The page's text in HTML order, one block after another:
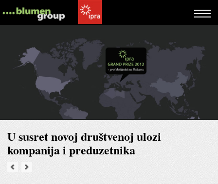
U susret novoj društvenoj ulozi
kompanija i preduzetnika